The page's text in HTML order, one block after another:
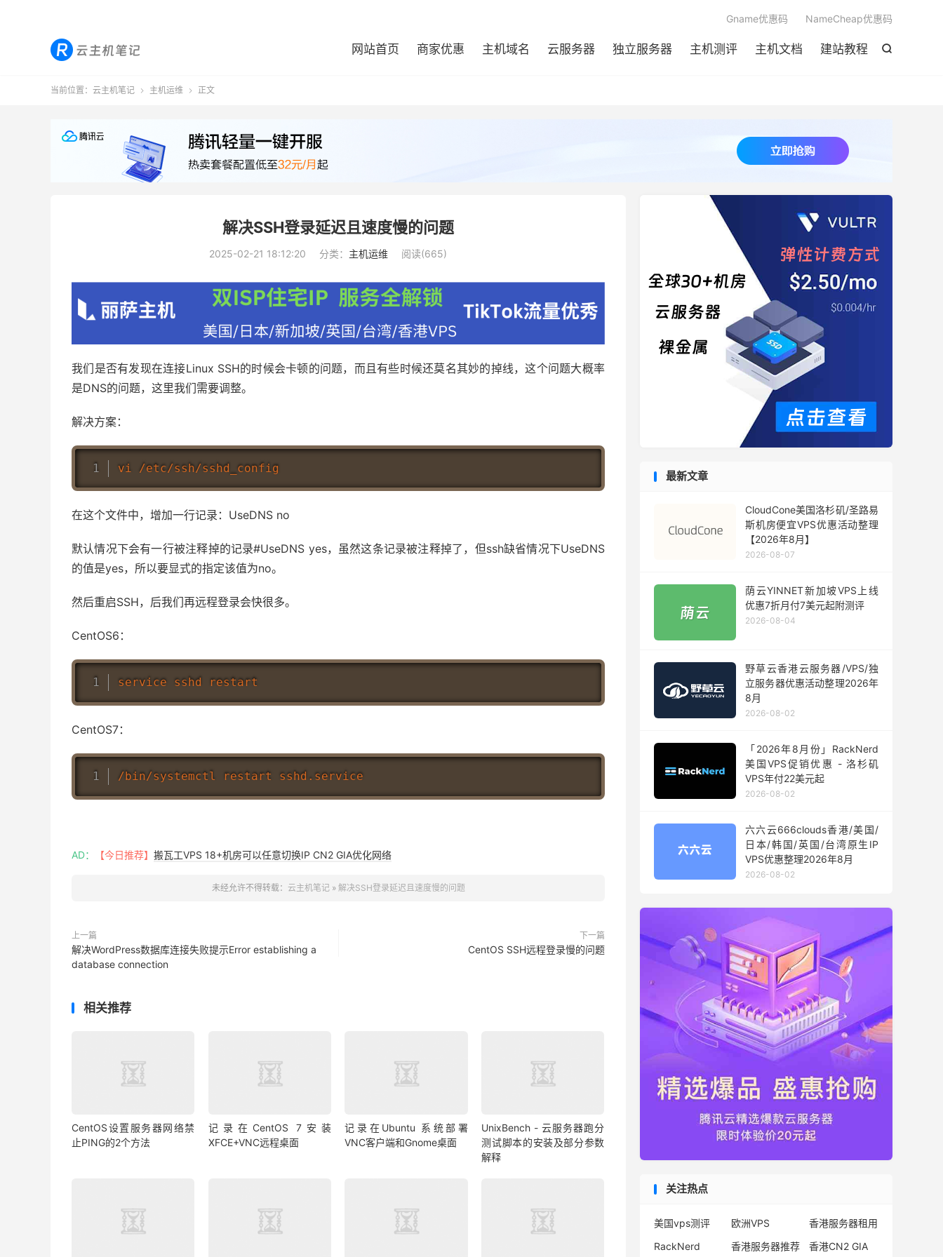

网站首页 商家优惠 主机域名 云服务器 独立服务器 主机测评 主机文档 建站教程
Gname优惠码 NameCheap优惠码
当前位置： 云主机笔记  主机运维  正文
解决SSH登录延迟且速度慢的问题
2025-02-21 18:12:20 分类： 主机运维 阅读(665)
我们是否有发现在连接Linux SSH的时候会卡顿的问题，而且有些时候还莫名其妙的掉线，这个问题大概率
是DNS的问题，这里我们需要调整。
解决方案：
在这个文件中，增加一行记录：UseDNS no
默认情况下会有一行被注释掉的记录#UseDNS yes，虽然这条记录被注释掉了，但ssh缺省情况下UseDNS
的值是yes，所以要显式的指定该值为no。
然后重启SSH，后我们再远程登录会快很多。
CentOS6：
CentOS7：
AD： 【今日推荐】 搬瓦工VPS 18+机房可以任意切换IP CN2 GIA优化网络
未经允许不得转载： 云主机笔记» 解决SSH登录延迟且速度慢的问题
上一篇
解决WordPress数据库连接失败提示Error establishing a
database connection
下一篇
CentOS SSH远程登录慢的问题
相关推荐
CentOS设置服务器网络禁
止PING的2个方法
记录在CentOS 7安装
XFCE+VNC远程桌面
记录在Ubuntu 系统部署
VNC客户端和Gnome桌面
UnixBench - 云服务器跑分
测试脚本的安装及部分参数
解释
最新文章
CloudCone美国洛杉矶/圣路易
斯机房便宜VPS优惠活动整理
【2026年8月】
2026-08-07
荫云YINNET新加坡VPS上线
优惠7折月付7美元起附测评
2026-08-04
野草云香港云服务器/VPS/独
立服务器优惠活动整理2026年
8月
2026-08-02
「2026年8月份」RackNerd
美国VPS促销优惠 - 洛杉矶
VPS年付22美元起
2026-08-02
六六云666clouds香港/美国/
日本/韩国/英国/台湾原生IP
VPS优惠整理2026年8月
2026-08-02
关注热点
美国vps测评 欧洲VPS
香港服务器租用
RackNerd
香港服务器推荐 香港CN2 GIA